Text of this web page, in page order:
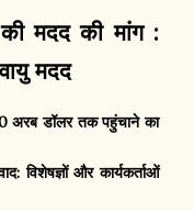
मदद की मांग :
मदद
अरब डॉलर तक पहुंचाने का
विशेषज्ञों और कार्यकर्ताओं